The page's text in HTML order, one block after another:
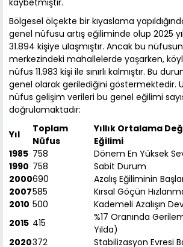
kaybetmiştir.
Bölgesel ölçekte bir kıyaslama
genel nüfusu artış eğiliminde olup 2025
31.894 kişiye ulaşmıştır. Ancak bu nüfusun
merkezindeki mahallelerde yaşarken,
nüfus 11.983 kişi ile sınırlı kalmıştır. Bu
genel olarak gerilediğini göstermektedir.
nüfus gelişim verileri bu genel eğilimi
doğrulamaktadır:
Yıl
Toplam
Nüfus
Yıllık Ortalama
Eğilimi
1985 758
Dönem En Yüksek
1990 758
Sabit Durum
2000690
Azalış Eğiliminin
2007585
Kırsal Göçün
2010 500
Kademeli Azalışın
2015 415
%17 Oranında
Yılda)
2020372
Stabilizasyon Evresi